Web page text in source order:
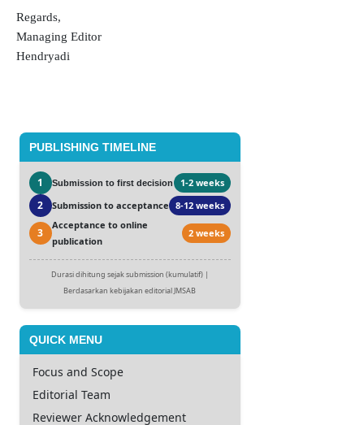
Regards,
Managing Editor
Hendryadi
PUBLISHING TIMELINE
1 Submission to first decision 1-2 weeks
2 Submission to acceptance 8-12 weeks
3
Acceptance to online
publication
2 weeks
Durasi dihitung sejak submission (kumulatif) |
Berdasarkan kebijakan editorial JMSAB
QUICK MENU
Focus and Scope
Editorial Team
Reviewer Acknowledgement